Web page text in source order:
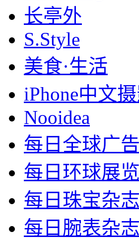
长亭外
S.Style
美食·生活
iPhone中文
Nooidea
每日全球广告
每日环球展
每日珠宝杂志
每日腕表杂志